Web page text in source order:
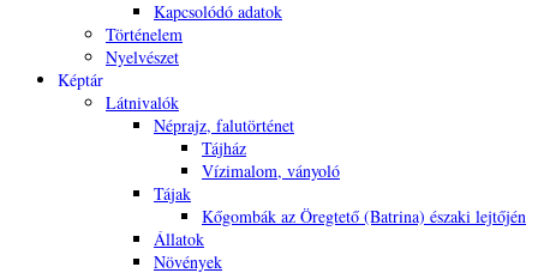
Kapcsolódó adatok
Történelem
Nyelvészet
Képtár
Látnivalók
Néprajz, falutörténet
Tájház
Vízimalom, ványoló
Tájak
Kőgombák az Öregtető (Batrina) északi lejtőjén
Állatok
Növények